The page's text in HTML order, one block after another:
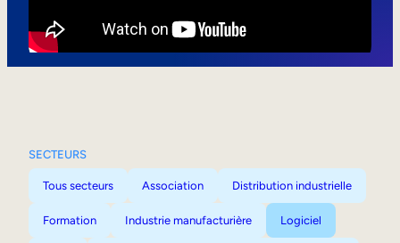
SECTEURS
Tous secteurs Association Distribution industrielle
Formation Industrie manufacturière Logiciel